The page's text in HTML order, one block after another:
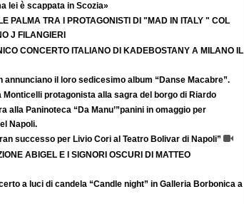
lei è scappata in Scozia»
PALMA TRA I PROTAGONISTI DI "MAD IN ITALY " COL
J FILANGIERI
CONCERTO ITALIANO DI KADEBOSTANY A MILANO IL
annunciano il loro sedicesimo album “Danse Macabre”.
Monticelli protagonista alla sagra del borgo di Riardo
alla Paninoteca “Da Manu’”panini in omaggio per
Napoli.
successo per Livio Cori al Teatro Bolivar di Napoli”
ABIGEL E I SIGNORI OSCURI DI MATTEO
a luci di candela “Candle night” in Galleria Borbonica a